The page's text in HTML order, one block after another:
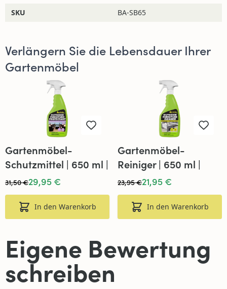
Benötigt der Barletta
In welchen Größen ist der Tisch
erhältlich?
Ist der Tisch leicht?
Ist der Barletta Gartentisch
rostfrei?
Kann ich heiße Gegenstände
direkt auf die Tischplatte
SKU
BA-SB65
Verlängern Sie die Lebensdauer Ihrer
Gartenmöbel
Gartenmöbel-
Schutzmittel | 650 ml |
Star Brite
29,95 €
31,50 €
In den Warenkorb
Gartenmöbel-
Reiniger | 650 ml |
Star Brite
21,95 €
23,95 €
In den Warenkorb
Eigene Bewertung
schreiben